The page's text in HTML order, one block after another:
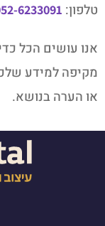
טלפון: 6233091
אנו עושים הכל
מקיפה למידע
או הערה בנושא.